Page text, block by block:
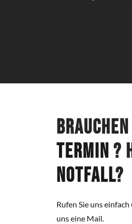
Termin ?
Notfall?
Rufen Sie uns
uns eine Mail.